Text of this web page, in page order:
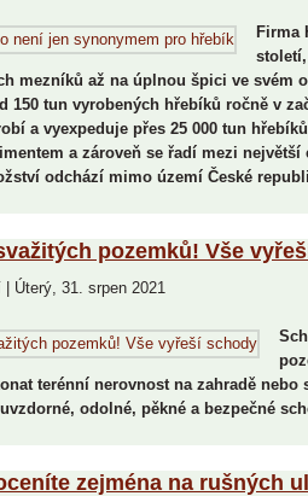
Ostatní
2025
Firma
mezníků až na úplnou špici ve svém
150 tun vyrobených hřebíků ročně v
a vyexpeduje přes 25 000 tun
a zároveň se řadí mezi
odchází mimo území České
pozemků! Vše
Úterý, 31. srpen 2021
terénní nerovnost na zahradě
odolné, pěkné a bezpečné
zejména na rušných